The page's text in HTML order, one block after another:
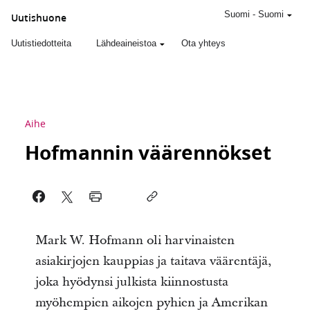
Uutishuone
Uutistiedotteita Lähdeaineistoa Ota yhteys
Suomi - Suomi
Aihe
Hofmannin väärennökset
Mark W. Hofmann oli harvinaisten
asiakirjojen kauppias ja taitava väärentäjä,
joka hyödynsi julkista kiinnostusta
myöhempien aikojen pyhien ja Amerikan